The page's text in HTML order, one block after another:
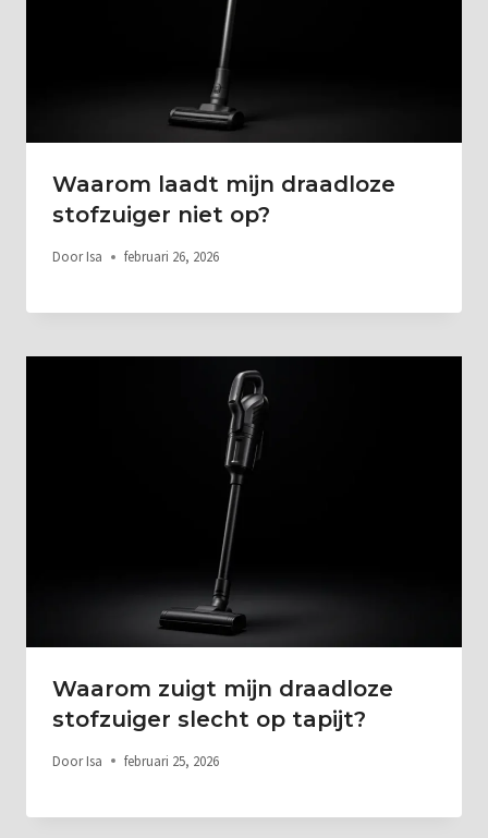
Waarom laadt mijn draadloze
stofzuiger niet op?
Door Isa februari 26, 2026
Waarom zuigt mijn draadloze
stofzuiger slecht op tapijt?
Door Isa februari 25, 2026